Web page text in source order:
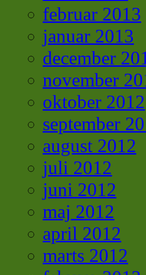
februar 2013
januar 2013
december
november
oktober 2012
september
august 2012
juli 2012
juni 2012
maj 2012
april 2012
marts 2012